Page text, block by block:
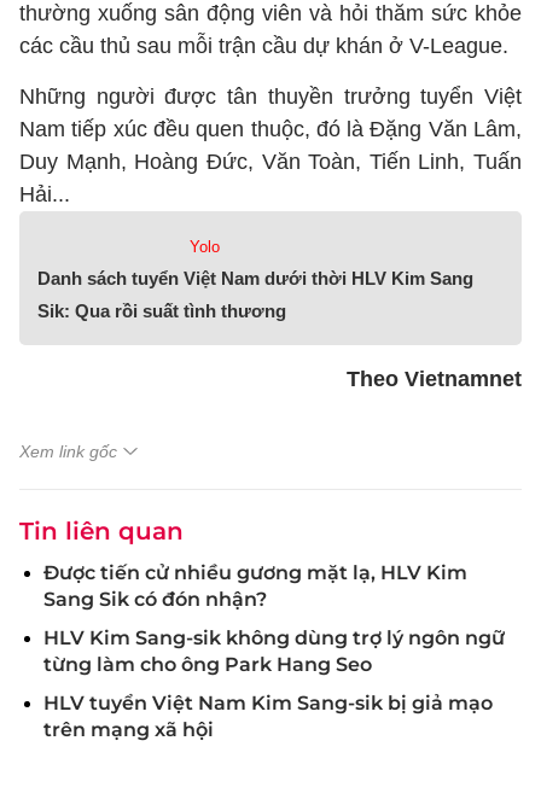
thường xuống sân động viên và hỏi thăm sức khỏe
các cầu thủ sau mỗi trận cầu dự khán ở V-League.
Những người được tân thuyền trưởng tuyển Việt
Nam tiếp xúc đều quen thuộc, đó là Đặng Văn Lâm,
Duy Mạnh, Hoàng Đức, Văn Toàn, Tiến Linh, Tuấn
Hải...
Yolo
Danh sách tuyển Việt Nam dưới thời HLV Kim Sang
Sik: Qua rồi suất tình thương
Theo Vietnamnet
Xem link gốc
Tin liên quan
Được tiến cử nhiều gương mặt lạ, HLV Kim
Sang Sik có đón nhận?
HLV Kim Sang-sik không dùng trợ lý ngôn ngữ
từng làm cho ông Park Hang Seo
HLV tuyển Việt Nam Kim Sang-sik bị giả mạo
trên mạng xã hội